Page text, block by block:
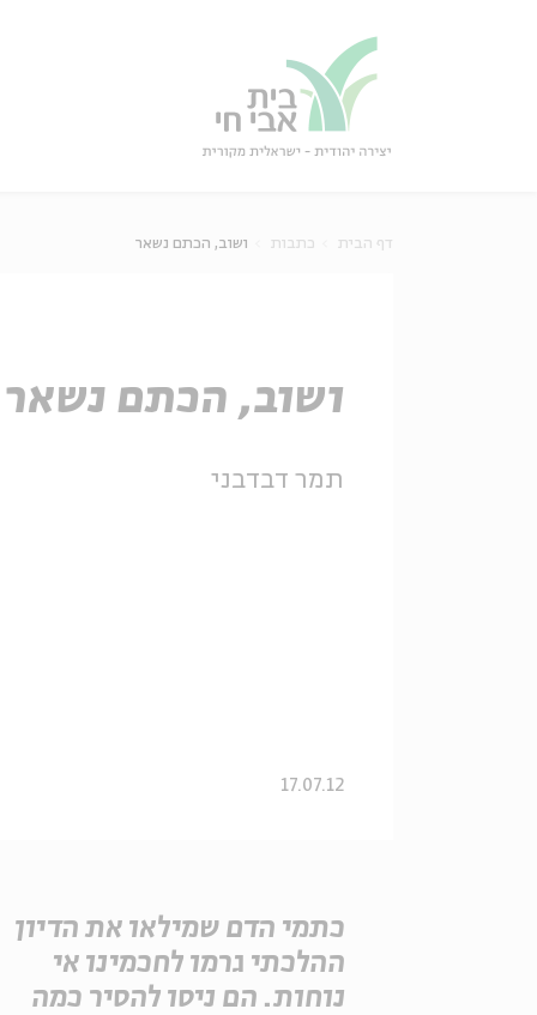
דף הבית כתבות ושוב, הכתם נשאר
ושוב, הכתם נשאר
תמר דבדבני
17.07.12
כתמי הדם שמילאו את הדיון
ההלכתי גרמו לחכמינו אי
נוחות. הם ניסו להסיר כמה